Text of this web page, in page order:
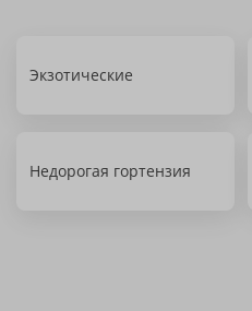
Экзотические
Недорогая гортензия